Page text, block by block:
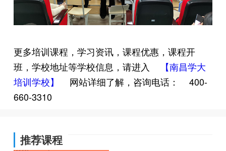
更多培训课程，学习资讯，课程优惠，课程开
班，学校地址等学校信息，请进入
【南昌学大
培训学校】
网站详细了解，咨询电话：
400-
660-3310
推荐课程